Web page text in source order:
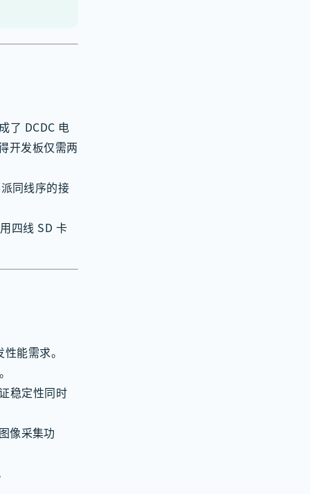
了 DCDC 电
开发板仅需两
同线序的接
四线 SD 卡
能需求。
稳定性同时
像采集功